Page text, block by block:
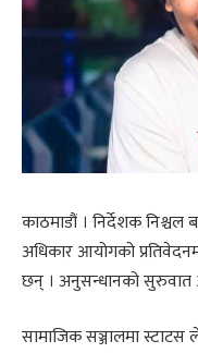
काठमाडौं । निर्देशक
अधिकार आयोगको
छन् । अनुसन्धानको सुरुवात
सामाजिक सञ्जालमा